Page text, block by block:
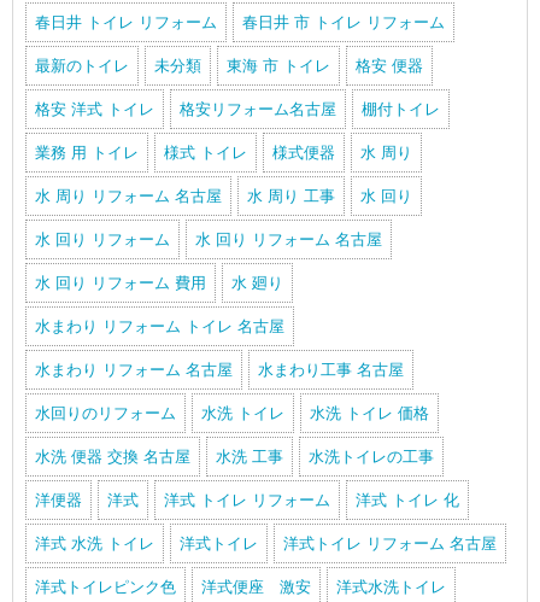
春日井 トイレ リフォーム 春日井 市 トイレ リフォーム
最新のトイレ 未分類 東海 市 トイレ 格安 便器
格安 洋式 トイレ 格安リフォーム名古屋 棚付トイレ
業務 用 トイレ 様式 トイレ 様式便器 水 周り
水 周り リフォーム 名古屋 水 周り 工事 水 回り
水 回り リフォーム 水 回り リフォーム 名古屋
水 回り リフォーム 費用 水 廻り
水まわり リフォーム トイレ 名古屋
水まわり リフォーム 名古屋 水まわり工事 名古屋
水回りのリフォーム 水洗 トイレ 水洗 トイレ 価格
水洗 便器 交換 名古屋 水洗 工事 水洗トイレの工事
洋便器 洋式 洋式 トイレ リフォーム 洋式 トイレ 化
洋式 水洗 トイレ 洋式トイレ 洋式トイレ リフォーム 名古屋
洋式トイレピンク色 洋式便座 激安 洋式水洗トイレ